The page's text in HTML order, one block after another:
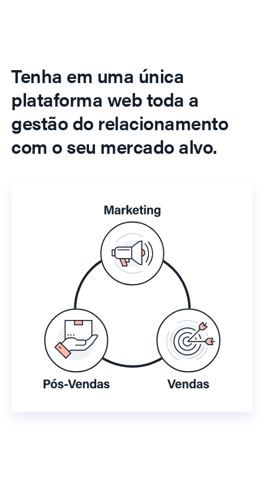
Tenha em uma única
plataforma web toda a
gestão do relacionamento
com o seu mercado alvo.